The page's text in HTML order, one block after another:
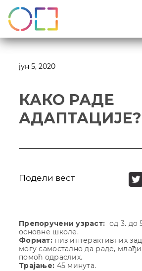
јун 5, 2020
КАКО РАДЕ
АДАПТАЦИЈЕ?
Подели вест
Препоручени узраст: од 3. до
основне школе.
Формат: низ интерактивних
могу самостално да раде, млађи
помоћ одраслих.
Трајање: 45 минута.